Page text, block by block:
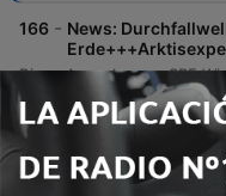
166 - News:
24 jul. 2026
165
News:
Test